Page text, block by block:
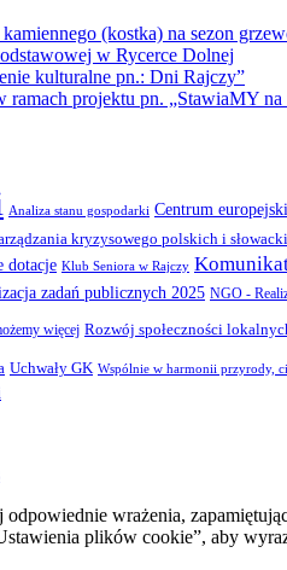
(kostka) na sezon
w Rycerce Dolnej
kulturalne pn.: Dni Rajczy”
projektu pn. „StawiaMY
Analiza stanu gospodarki Centrum
kryzysowego polskich i
dotacje Klub Seniora w Rajczy
zadań publicznych 2025 NGO -
więcej Rozwój społeczności
Uchwały GK Wspólnie w harmonii przyrody,
wrażenia,
plików cookie”, aby